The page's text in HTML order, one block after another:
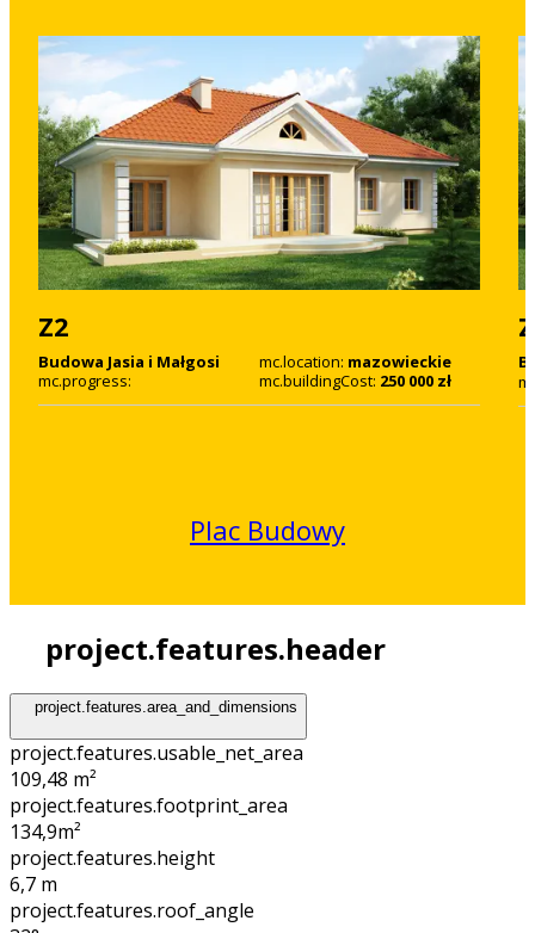
Z2
Budowa Jasia i Małgosi
mc.progress:
mc.location: mazowieckie
mc.buildingCost: 250 000 zł
Plac Budowy
project.features.header
project.features.area_and_dimensions
project.features.usable_net_area
109,48 m²
project.features.footprint_area
134,9m²
project.features.height
6,7 m
project.features.roof_angle